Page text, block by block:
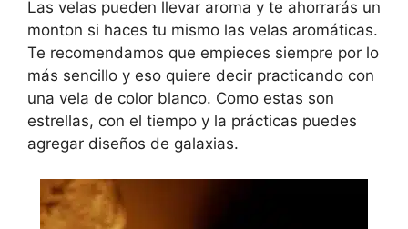
Las velas pueden llevar aroma y te ahorrarás un
monton si haces tu mismo las velas aromáticas.
Te recomendamos que empieces siempre por lo
más sencillo y eso quiere decir practicando con
una vela de color blanco. Como estas son
estrellas, con el tiempo y la prácticas puedes
agregar diseños de galaxias.